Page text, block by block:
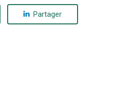
Partager